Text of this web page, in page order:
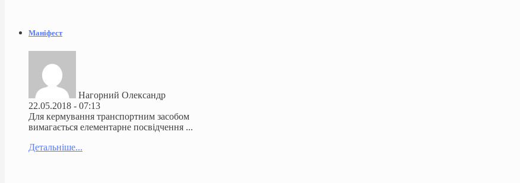
Маніфест
Нагорний Олександр
22.05.2018 - 07:13
Для кермування транспортним засобом
вимагається елементарне посвідчення ...
Детальніше...